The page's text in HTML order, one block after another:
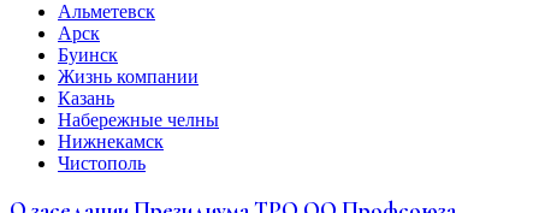
Альметевск
Арск
Буинск
Жизнь компании
Казань
Набережные челны
Нижнекамск
Чистополь